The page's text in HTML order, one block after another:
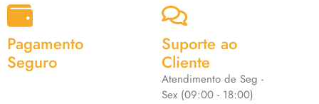
Pagamento
Seguro
Suporte ao
Cliente
Atendimento de Seg -
Sex (09:00 - 18:00)